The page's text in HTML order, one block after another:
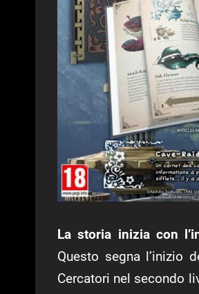
La storia inizia con
Questo segna l’inizio
Cercatori nel secondo